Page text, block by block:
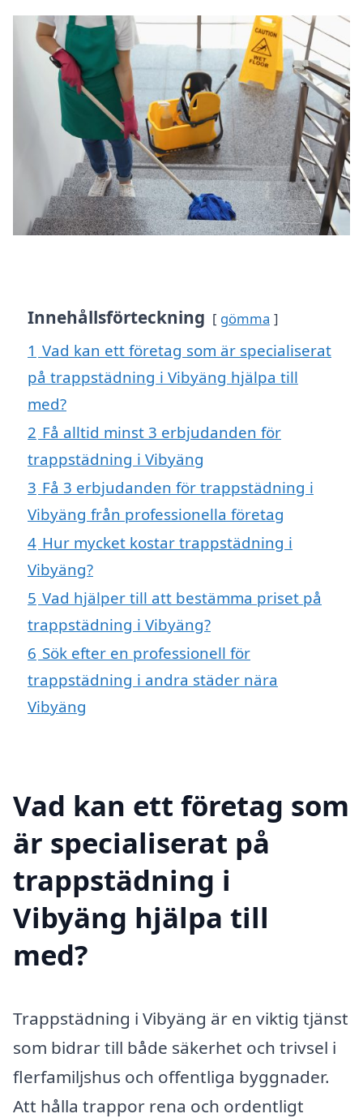
Innehållsförteckning gömma
1 Vad kan ett företag som är specialiserat
på trappstädning i Vibyäng hjälpa till
med?
2 Få alltid minst 3 erbjudanden för
trappstädning i Vibyäng
3 Få 3 erbjudanden för trappstädning i
Vibyäng från professionella företag
4 Hur mycket kostar trappstädning i
Vibyäng?
5 Vad hjälper till att bestämma priset på
trappstädning i Vibyäng?
6 Sök efter en professionell för
trappstädning i andra städer nära
Vibyäng
Vad kan ett företag som
är specialiserat på
trappstädning i
Vibyäng hjälpa till
med?
Trappstädning i Vibyäng är en viktig tjänst
som bidrar till både säkerhet och trivsel i
flerfamiljshus och offentliga byggnader.
Att hålla trappor rena och ordentligt